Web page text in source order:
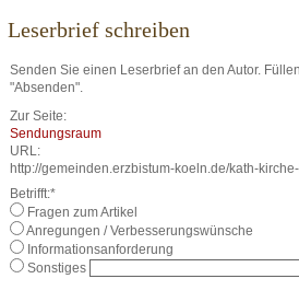
Leserbrief schreiben
Senden Sie einen Leserbrief an den Autor.
"Absenden".
Zur Seite:
Sendungsraum
URL:
http://gemeinden.erzbistum-koeln.de/kath-
Betrifft:*
Fragen zum Artikel
Anregungen / Verbesserungswünsche
Informationsanforderung
Sonstiges